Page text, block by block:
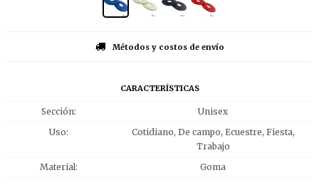
Métodos y costos de envío
CARACTERÍSTICAS
Sección
Unisex
Uso
Cotidiano, De campo, Ecuestre, Fiesta,
Trabajo
Material
Goma